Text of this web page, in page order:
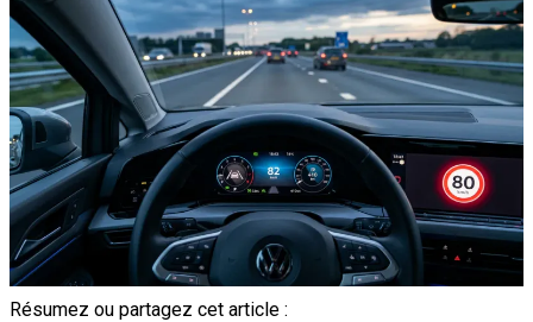
Résumez ou partagez cet article :